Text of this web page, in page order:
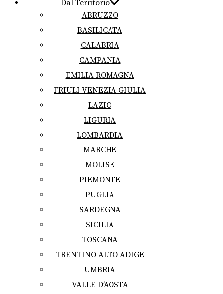
Dal Territorio
ABRUZZO
BASILICATA
CALABRIA
CAMPANIA
EMILIA ROMAGNA
FRIULI VENEZIA GIULIA
LAZIO
LIGURIA
LOMBARDIA
MARCHE
MOLISE
PIEMONTE
PUGLIA
SARDEGNA
SICILIA
TOSCANA
TRENTINO ALTO ADIGE
UMBRIA
VALLE D’AOSTA